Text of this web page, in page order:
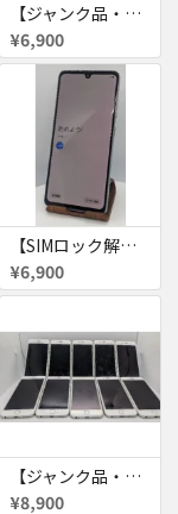
【ジャンク品・初期化済・SIMロック解除済】iPhone6 7台セット
¥6,900
【SIMロック解除済・初期化済】Galaxy A41 SCV48
¥6,900
【ジャンク品・初期化済】iPhone6 10台セット
¥8,900